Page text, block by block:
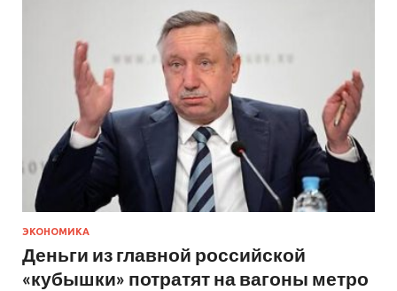
ЭКОНОМИКА
Деньги из главной российской
«кубышки» потратят на вагоны метро